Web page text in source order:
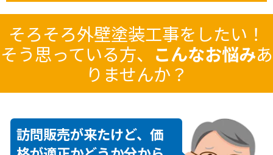
そろそろ外壁塗装工事をしたい！
そう思っている方、 こんなお悩みあ
りませんか？
訪問販売が来たけど、価